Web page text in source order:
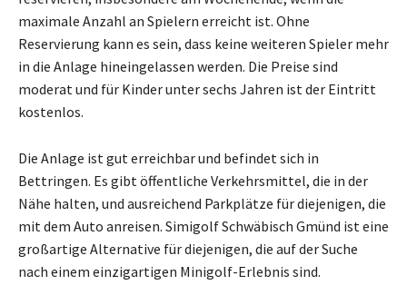
maximale Anzahl an Spielern erreicht ist. Ohne
Reservierung kann es sein, dass keine weiteren Spieler mehr
in die Anlage hineingelassen werden. Die Preise sind
moderat und für Kinder unter sechs Jahren ist der Eintritt
kostenlos.
Die Anlage ist gut erreichbar und befindet sich in
Bettringen. Es gibt öffentliche Verkehrsmittel, die in der
Nähe halten, und ausreichend Parkplätze für diejenigen, die
mit dem Auto anreisen. Simigolf Schwäbisch Gmünd ist eine
großartige Alternative für diejenigen, die auf der Suche
nach einem einzigartigen Minigolf-Erlebnis sind.